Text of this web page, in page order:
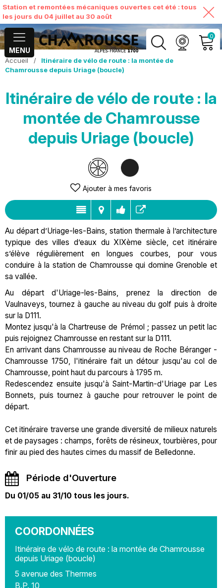
Station et remontées mécaniques ouvertes cet été : tous
les jours du 04 juillet au 30 août
MENU
0
MON COMPTE
VOIR MON PANIER
Accueil /
Itinéraire de vélo de route : la montée de
Chamrousse depuis Uriage (boucle)
Itinéraire de vélo de route : la
montée de Chamrousse
depuis Uriage (boucle)
Ajouter à mes favoris
Au départ d’Uriage-les-Bains, station thermale à l’architecture
typique des villes d’eaux du XIXème siècle, cet itinéraire
s’élève régulièrement en longues courbes, pour vous
conduire à la station de Chamrousse qui domine Grenoble et
sa vallée.
Au départ d'Uriage-les-Bains, prenez la direction de
Vaulnaveys, tournez à gauche au niveau du golf puis à droite
sur la D111.
Montez jusqu'à la Chartreuse de Prémol ; passez un petit lac
puis rejoignez Chamrousse en restant sur la D111.
En arrivant dans Chamrousse au niveau de Roche Béranger -
Chamrousse 1750, l'itinéraire fait un détour jusqu'au col de
Chamrousse, point haut du parcours à 1795 m.
Redescendez ensuite jusqu'à Saint-Martin-d'Uriage par Les
Bonnets, puis tournez à gauche pour retrouver le point de
départ.
Cet itinéraire traverse une grande diversité de milieux naturels
et de paysages : champs, forêts de résineux, tourbières, pour
finir au pied des hautes cimes du massif de Belledonne.
Période d'Ouverture
Du 01/05 au 31/10 tous les jours.
COORDONNÉES
Itinéraire de vélo de route : la montée de Chamrousse
depuis Uriage (boucle)
5 avenue des Thermes
B.P. 10